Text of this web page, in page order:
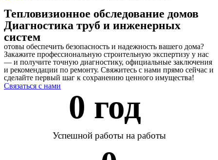
Тепловизионное обследование домов
Диагностика труб и инженерных
систем
отовы обеспечить безопасность и надежность вашего дома?
Закажите профессиональную строительную экспертизу у нас
— и получите точную диагностику, официальные заключения
и рекомендации по ремонту. Свяжитесь с нами прямо сейчас и
сделайте первый шаг к сохранению ценного имущества!
Связаться с нами
0 год
Успешной работы на работы